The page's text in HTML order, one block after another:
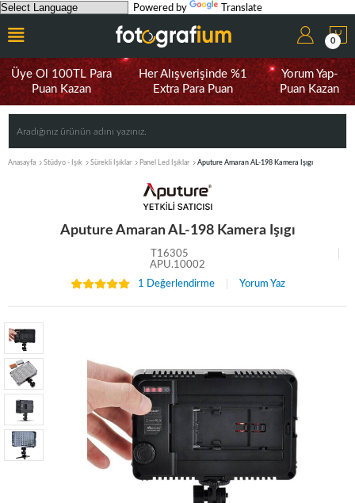
Powered by Translate
0
Üye Ol 100TL Para
Puan Kazan
Her Alışverişinde %1
Extra Para Puan
Yorum Yap-
Puan Kazan
Anasayfa Stüdyo - Işık Sürekli Işıklar Panel Led Işıklar Aputure Amaran AL-198 Kamera Işıgı
Aputure Amaran AL-198 Kamera Işıgı
T16305
APU.10002
1 Değerlendirme
Yorum Yaz